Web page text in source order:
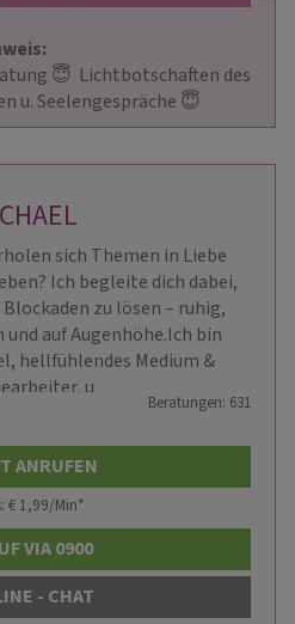
sich Themen in Liebe
Ich begleite dich dabei,
zu lösen – ruhig,
und auf Augenhöhe.Ich bin
hellfühlendes Medium &
u
Beratungen: 631
ANRUFEN
€ 1,99/Min*
VIA 0900
- CHAT